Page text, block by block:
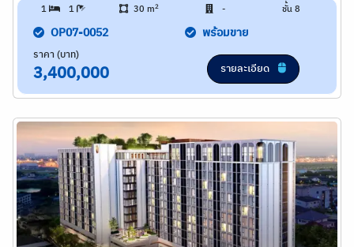
1 1 30 m2 - ชั้น 8
OP07-0052 พร้อมขาย
ราคา (บาท)
3,400,000 รายละเอียด